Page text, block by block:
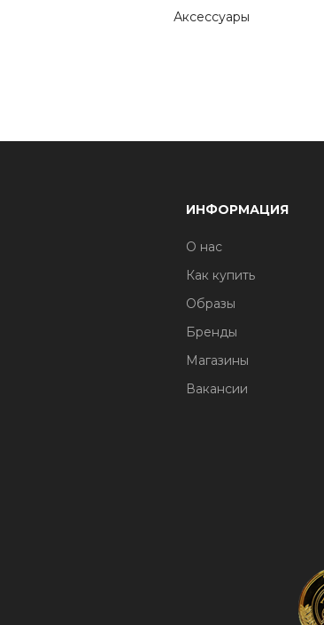
Аксессуары
ИНФОРМАЦИЯ
О нас
Как купить
Образы
Бренды
Магазины
Вакансии